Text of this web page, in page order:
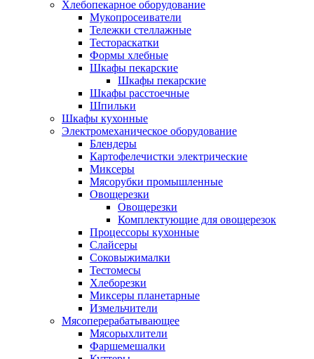
Хлебопекарное оборудование
Мукопросеиватели
Тележки стеллажные
Тестораскатки
Формы хлебные
Шкафы пекарские
Шкафы пекарские
Шкафы расстоечные
Шпильки
Шкафы кухонные
Электромеханическое оборудование
Блендеры
Картофелечистки электрические
Миксеры
Мясорубки промышленные
Овощерезки
Овощерезки
Комплектующие для овощерезок
Процессоры кухонные
Слайсеры
Соковыжималки
Тестомесы
Хлеборезки
Миксеры планетарные
Измельчители
Мясоперерабатывающее
Мясорыхлители
Фаршемешалки